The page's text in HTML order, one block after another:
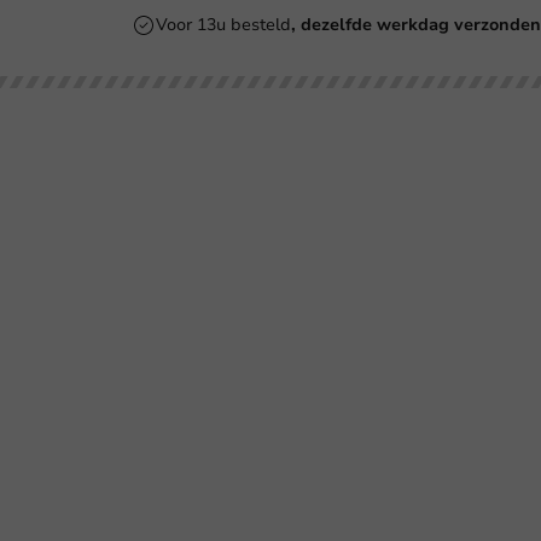
Voor 13u besteld, dezelfde werkdag verzonden